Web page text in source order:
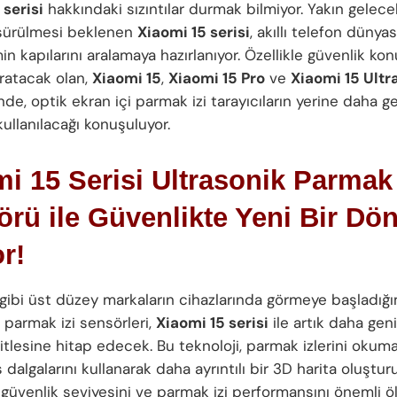
serisi hakkındaki sızıntılar durmak bilmiyor. Yakın
beklenen Xiaomi 15 serisi, akıllı telefon
kapılarını aralamaya hazırlanıyor. Özellikle güvenlik
olan, Xiaomi 15, Xiaomi 15 Pro ve Xiaomi 15
optik ekran içi parmak izi tarayıcıların yerine daha
konuşuluyor.
15 Serisi Ultrasonik
ile Güvenlikte Yeni Bir
üst düzey markaların cihazlarında görmeye
izi sensörleri, Xiaomi 15 serisi ile artık daha
hitap edecek. Bu teknoloji, parmak izlerini
kullanarak daha ayrıntılı bir 3D harita
güvenlik seviyesini ve parmak izi performansını önemli